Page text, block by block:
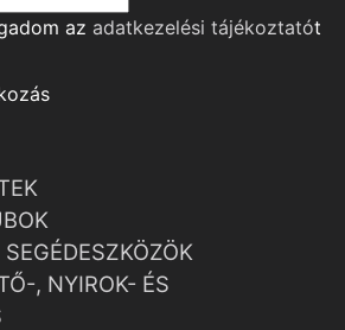
az adatkezelési tájékoztatót
, NYIROK- ÉS